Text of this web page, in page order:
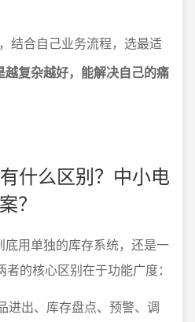
结合自己业务流程，选最适
越复杂越好，能解决自己的痛
什么区别？中小电
？
用单独的库存系统，还是一
的核心区别在于功能广度：
进出、库存盘点、预警、调